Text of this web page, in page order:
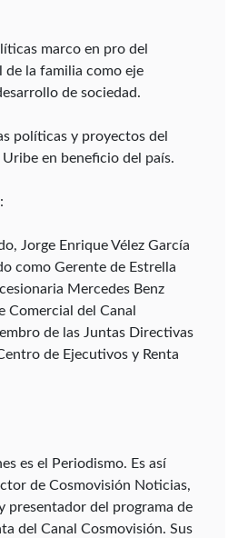
marco en pro del
de la familia como eje
de sociedad.
políticas y proyectos del
en beneficio del país.
Jorge Enrique Vélez García
como Gerente de Estrella
Mercedes Benz
Comercial del Canal
de las Juntas Directivas
de Ejecutivos y Renta
es el Periodismo. Es así
de Cosmovisión Noticias,
presentador del programa de
del Canal Cosmovisión. Sus